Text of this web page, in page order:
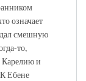
означает
смешную
то,
Карелию и
Ебене